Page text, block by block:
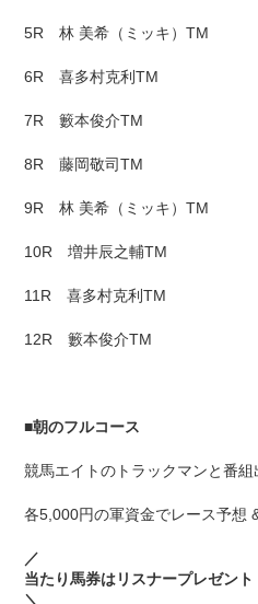
5R 林 美希（ミッキ）TM
6R 喜多村克利TM
7R 籔本俊介TM
8R 藤岡敬司TM
9R 林 美希（ミッキ）TM
10R 増井辰之輔TM
11R 喜多村克利TM
12R 籔本俊介TM
■朝のフルコース
競馬エイトのトラックマンと番組
各5,000円の軍資金でレース予想
／
当たり馬券はリスナープレゼント
＼